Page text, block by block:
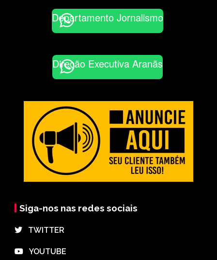
Departamento Jornalismo
Direção Executiva Aranãs
Siga-nos nas redes sociais
⠀TWITTER
⠀YOUTUBE